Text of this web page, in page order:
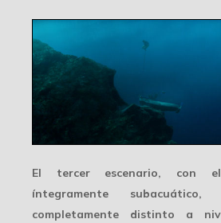
El tercer escenario, con
íntegramente subacuático,
completamente distinto a